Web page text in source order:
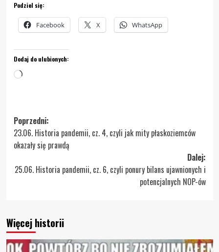
Podziel się:
Facebook X WhatsApp
Dodaj do ulubionych:
Wczytywanie…
Zobacz
wpisy
Poprzedni:
23.06. Historia pandemii, cz. 4, czyli jak mity płaskoziemców
okazały się prawdą
Dalej:
25.06. Historia pandemii, cz. 6, czyli ponury bilans ujawnionych i
potencjalnych NOP-ów
Więcej historii